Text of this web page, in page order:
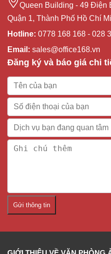
Queen Building - 49 Điện
Quận 1, Thành Phố Hồ Chí
Hotline: 0778 168 168 - 028
Email: sales@office168.vn
Đăng ký và báo giá chi
Gửi thông tin